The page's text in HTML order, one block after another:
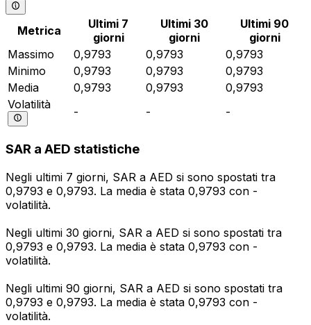
Metrica
Ultimi 7
giorni
Ultimi 30
giorni
Ultimi 90
giorni
Massimo
0,9793 0,9793
0,9793
Minimo
0,9793 0,9793
0,9793
Media
0,9793 0,9793
0,9793
Volatilità
- - -
SAR a AED statistiche
Negli ultimi 7 giorni, SAR a AED si sono spostati tra
0,9793 e 0,9793. La media è stata 0,9793 con -
volatilità.
Negli ultimi 30 giorni, SAR a AED si sono spostati tra
0,9793 e 0,9793. La media è stata 0,9793 con -
volatilità.
Negli ultimi 90 giorni, SAR a AED si sono spostati tra
0,9793 e 0,9793. La media è stata 0,9793 con -
volatilità.